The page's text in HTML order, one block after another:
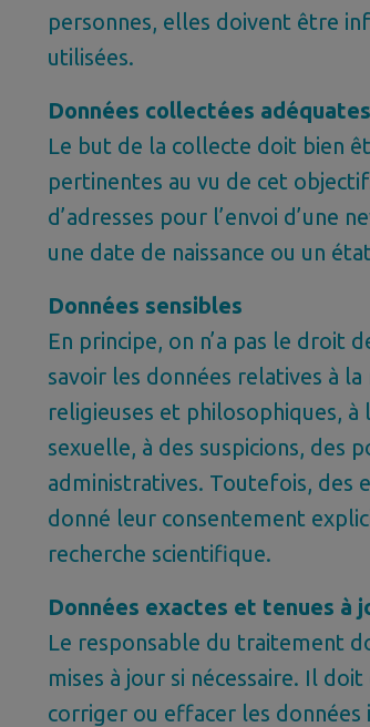
personnes, elles doivent être
utilisées.
Données collectées
Le but de la collecte doit bien
pertinentes au vu de cet
d’adresses pour l’envoi d’une
une date de naissance ou un
Données sensibles
En principe, on n’a pas le droit
savoir les données relatives à
religieuses et philosophiques, à
sexuelle, à des suspicions, des
administratives. Toutefois, des
donné leur consentement
recherche scientifique.
Données exactes et tenues à
Le responsable du traitement
mises à jour si nécessaire. Il
corriger ou effacer les données